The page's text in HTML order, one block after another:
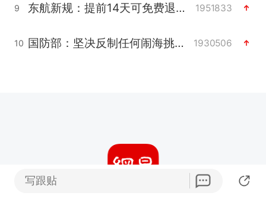
9 东航新规：提前14天可免费退改签 1951833
10 国防部：坚决反制任何闹海挑衅图谋 1930506
写跟贴